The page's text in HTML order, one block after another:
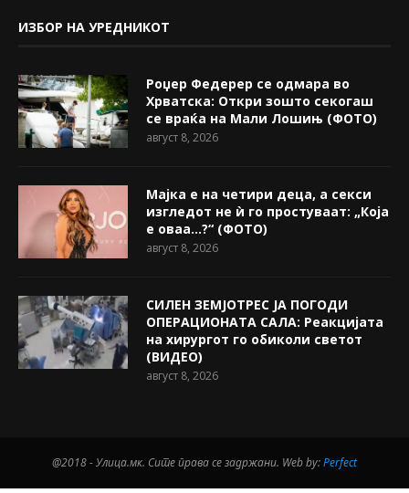
ИЗБОР НА УРЕДНИКОТ
Роџер Федерер се одмара во
Хрватска: Откри зошто секогаш
се враќа на Мали Лошињ (ФОТО)
август 8, 2026
Мајка е на четири деца, а секси
изгледот не ѝ го простуваат: „Која
е оваа…?“ (ФОТО)
август 8, 2026
СИЛЕН ЗЕМЈОТРЕС ЈА ПОГОДИ
ОПЕРАЦИОНАТА САЛА: Реакцијата
на хирургот го обиколи светот
(ВИДЕО)
август 8, 2026
@2018 - Улица.мк. Сите права се задржани. Web by:Perfect